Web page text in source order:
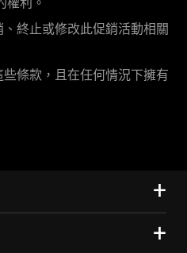
、終止或修改此促銷活動相關
些條款，且在任何情況下擁有